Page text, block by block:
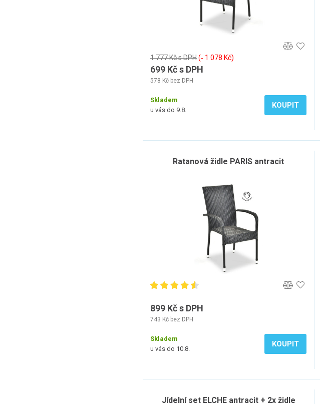
1 777 Kč s DPH(‐ 1 078 Kč)
699 Kč s DPH
578 Kč bez DPH
Skladem
u vás do 9.8.
KOUPIT
Ratanová židle PARIS antracit
899 Kč s DPH
743 Kč bez DPH
Skladem
u vás do 10.8.
KOUPIT
Jídelní set ELCHE antracit + 2x židle